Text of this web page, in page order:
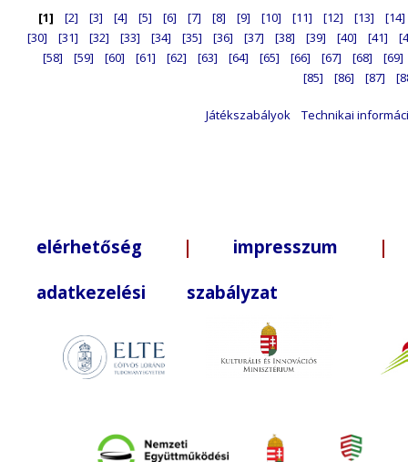
[1] [2] [3] [4] [5] [6] [7] [8] [9] [10] [11] [12] [13]
[14]
[30]
[31] [32] [33] [34] [35] [36] [37] [38] [39] [40] [41]
[58]
[59] [60] [61] [62] [63] [64] [65] [66] [67] [68]
[69]
[85]
[86] [87]
Játékszabályok Technikai
elérhetőség | impresszum |
adatkezelési szabályzat